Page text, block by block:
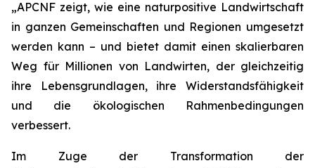
„APCNF zeigt, wie eine naturpositive Landwirtschaft
in ganzen Gemeinschaften und Regionen umgesetzt
werden kann – und bietet damit einen skalierbaren
Weg für Millionen von Landwirten, der gleichzeitig
ihre Lebensgrundlagen, ihre Widerstandsfähigkeit
und die ökologischen Rahmenbedingungen
verbessert.
Im Zuge der Transformation der